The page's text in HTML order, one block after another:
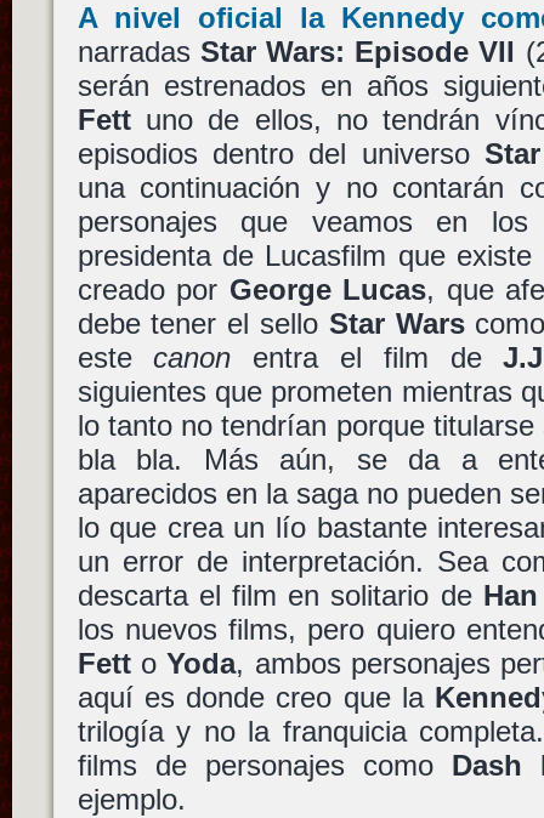
A nivel oficial la Kennedy
narradas Star Wars: Episode VII
serán estrenados en años
Fettuno de ellos, no tendrán
episodios dentro del universo
una continuación y no contarán
personajes que veamos en
presidenta de Lucasfilm que
creado por George Lucas, que
debe tener el sello Star Wars
estecanon entra el film de
siguientes que prometen mientras
lo tanto no tendrían porque
bla bla. Más aún, se da a
aparecidos en la saga no pueden
lo que crea un lío bastante
un error de interpretación. Sea
descarta el film en solitario de
los nuevos films, pero quiero
FettoYoda, ambos personajes
aquí es donde creo que la
trilogía y no la franquicia
films de personajes como Dash
ejemplo.